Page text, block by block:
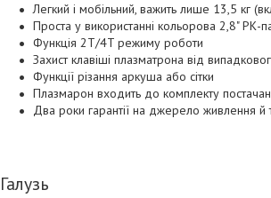
Легкий і мобільний, важить лише 13,5 кг
Проста у використанні кольорова 2,8" РК-
Функція 2T/4T режиму роботи
Захист клавіші плазматрона від
Функції різання аркуша або сітки
Плазмарон входить до комплекту
Два роки гарантії на джерело живлення й
Галузь